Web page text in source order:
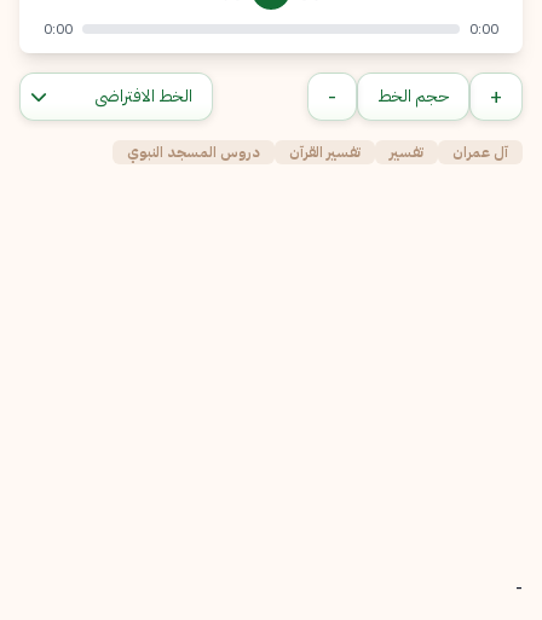
إرسال إلغاء
0:00
0:00
+ حجم الخط -
آل عمران تفسير تفسير القرآن دروس المسجد النبوي
-